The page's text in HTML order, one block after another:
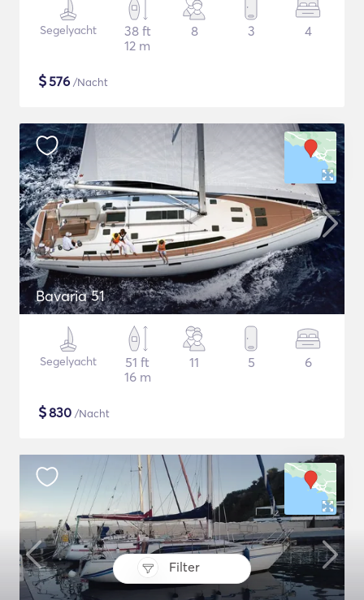
Filter
Segelyacht
38 ft
12 m
8 3 4
$576 /Nacht
Bavaria 51
Segelyacht
51 ft
16 m
11 5 6
$830 /Nacht